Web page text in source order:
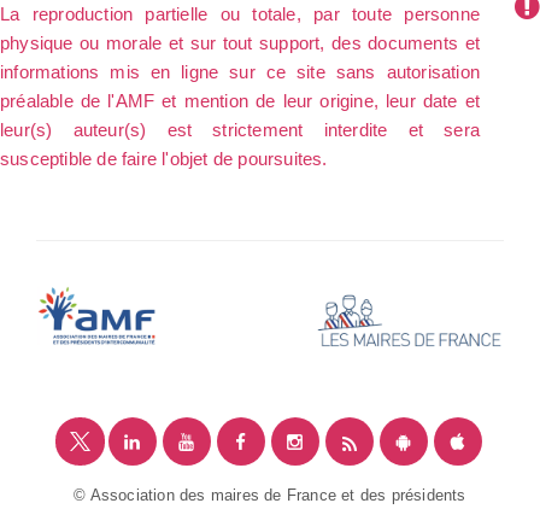
La reproduction partielle ou totale, par toute personne
physique ou morale et sur tout support, des documents et
informations mis en ligne sur ce site sans autorisation
préalable de l'AMF et mention de leur origine, leur date et
leur(s) auteur(s) est strictement interdite et sera
susceptible de faire l'objet de poursuites.
© Association des maires de France et des présidents